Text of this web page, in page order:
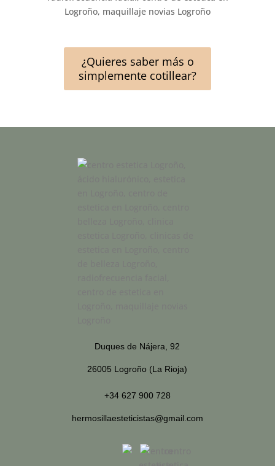
¿Quieres saber más o
simplemente cotillear?
Duques de Nájera, 92
26005 Logroño (La Rioja)
+34 627 900 728
hermosillaesteticistas@gmail.com